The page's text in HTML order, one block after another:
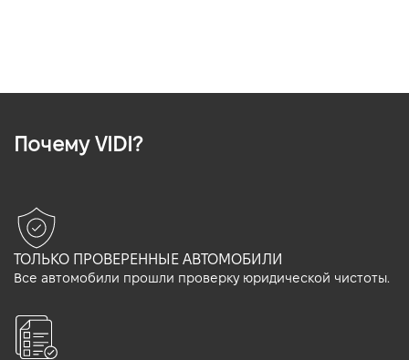
Почему VIDI?
ТОЛЬКО ПРОВЕРЕННЫЕ АВТОМОБИЛИ
Все автомобили прошли проверку юридической чистоты.